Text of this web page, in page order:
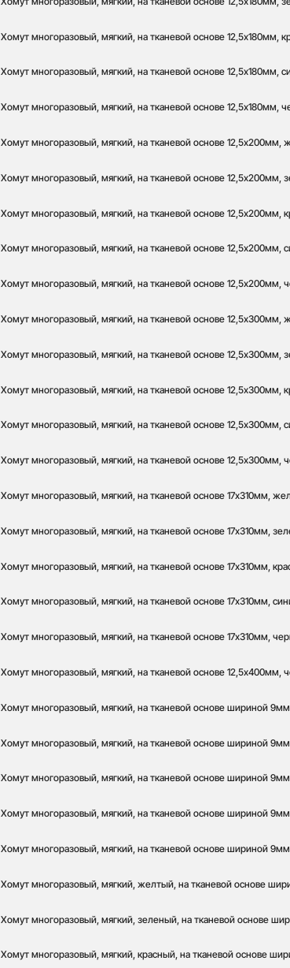
Хомут многоразовый, мягкий, на тканевой основе 12,5х180мм,
Хомут многоразовый, мягкий, на тканевой основе 12,5х180мм,
Хомут многоразовый, мягкий, на тканевой основе 12,5х180мм,
Хомут многоразовый, мягкий, на тканевой основе 12,5х200мм,
Хомут многоразовый, мягкий, на тканевой основе 12,5х200мм,
Хомут многоразовый, мягкий, на тканевой основе 12,5х200мм,
Хомут многоразовый, мягкий, на тканевой основе 12,5х200мм,
Хомут многоразовый, мягкий, на тканевой основе 12,5х200мм,
Хомут многоразовый, мягкий, на тканевой основе 12,5х300мм,
Хомут многоразовый, мягкий, на тканевой основе 12,5х300мм,
Хомут многоразовый, мягкий, на тканевой основе 12,5х300мм,
Хомут многоразовый, мягкий, на тканевой основе 12,5х300мм,
Хомут многоразовый, мягкий, на тканевой основе 12,5х300мм,
Хомут многоразовый, мягкий, на тканевой основе 17х310мм,
Хомут многоразовый, мягкий, на тканевой основе 17х310мм,
Хомут многоразовый, мягкий, на тканевой основе 17х310мм,
Хомут многоразовый, мягкий, на тканевой основе 17х310мм,
Хомут многоразовый, мягкий, на тканевой основе 17х310мм,
Хомут многоразовый, мягкий, на тканевой основе 12,5х400мм,
Хомут многоразовый, мягкий, на тканевой основе шириной
Хомут многоразовый, мягкий, на тканевой основе шириной
Хомут многоразовый, мягкий, на тканевой основе шириной
Хомут многоразовый, мягкий, на тканевой основе шириной
Хомут многоразовый, мягкий, на тканевой основе шириной
Хомут многоразовый, мягкий, желтый, на тканевой основе
Хомут многоразовый, мягкий, зеленый, на тканевой основе
Хомут многоразовый, мягкий, красный, на тканевой основе